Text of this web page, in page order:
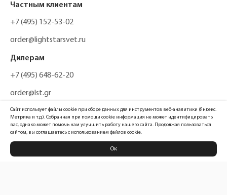
Частным клиентам
+7 (495) 152-53-02
order@lightstarsvet.ru
Дилерам
+7 (495) 648-62-20
order@lst.gr
Политика конфиденциальности
Сайт использует файлы cookie при сборе данных для инструментов веб-аналитики (Яндекс.
Метрика и т.д.). Собранная при помощи cookie информация не может идентифицировать
вас, однако может помочь нам улучшить работу нашего сайта. Продолжая пользоваться
сайтом, вы соглашаетесь с использованием файлов cookie.
Ок